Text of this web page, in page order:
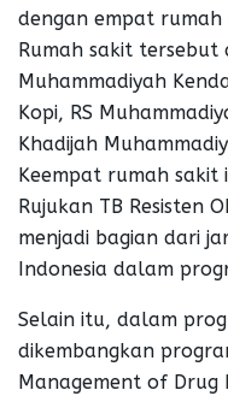
dengan empat rumah
Rumah sakit tersebut
Muhammadiyah
Kopi, RS
Khadijah
Keempat rumah sakit
Rujukan TB Resisten
menjadi bagian dari
Indonesia dalam
Selain itu, dalam
dikembangkan
Management of Drug